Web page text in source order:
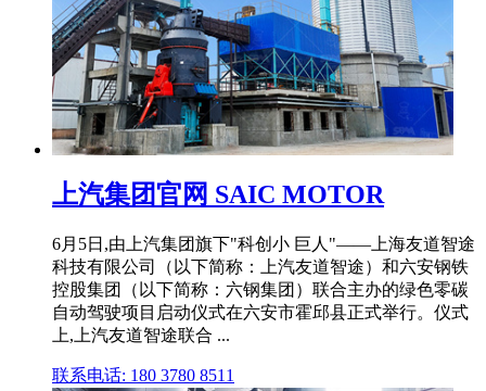
上汽集团官网 SAIC MOTOR
6月5日,由上汽集团旗下"科创小 巨人"——上海友道智途
科技有限公司（以下简称：上汽友道智途）和六安钢铁
控股集团（以下简称：六钢集团）联合主办的绿色零碳
自动驾驶项目启动仪式在六安市霍邱县正式举行。仪式
上,上汽友道智途联合 ...
联系电话: 180 3780 8511